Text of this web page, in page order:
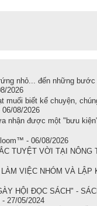
nhỏ... đến những bước
2026
muối biết kể chuyện,
08/2026
nhận được một "bưu
- 06/08/2026
TUYỆT VỜI TẠI NÔNG
LÀM VIỆC NHÓM VÀ LẬP
HỘI ĐỌC SÁCH" -
27/05/2024